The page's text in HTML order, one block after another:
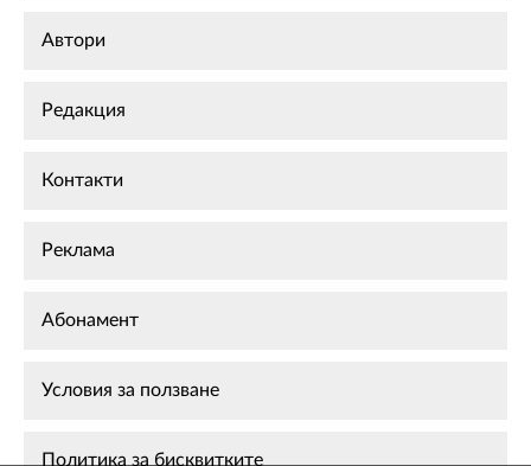
Автори
Редакция
Контакти
Реклама
Абонамент
Условия за ползване
Политика за бисквитките